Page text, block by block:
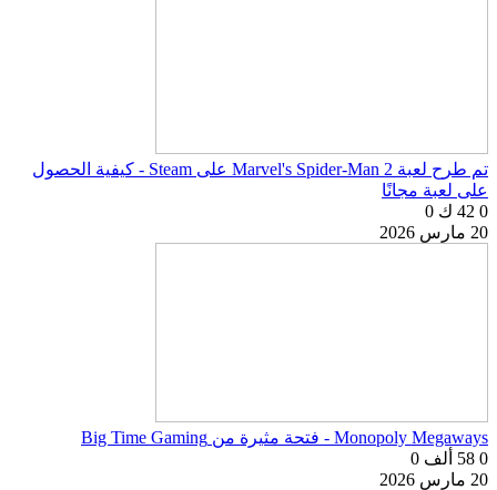
تم طرح لعبة Marvel's Spider-Man 2 على Steam - كيفية الحصول
على لعبة مجانًا
0 42 ك
0
20 مارس 2026
Monopoly Megaways - فتحة مثيرة من Big Time Gaming
0 58 ألف
0
20 مارس 2026